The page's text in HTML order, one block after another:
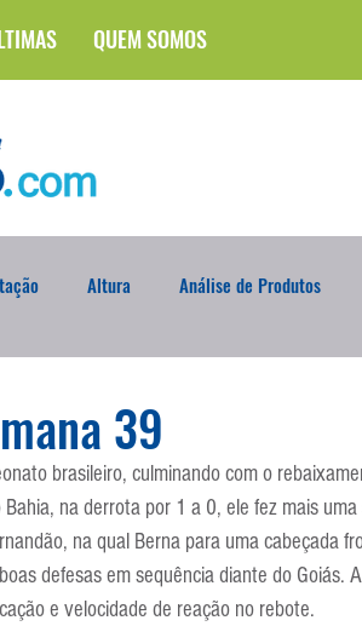
QUEM SOMOS
Altura Análise de Produtos
da Semana Deslocamento DVD
Americana Escola Argentina
39
brasileiro, culminando com o
na derrota por 1 a 0, ele fez mais
na qual Berna para uma cabeçada
defesas em sequência diante do Goiás.
e velocidade de reação no rebote.